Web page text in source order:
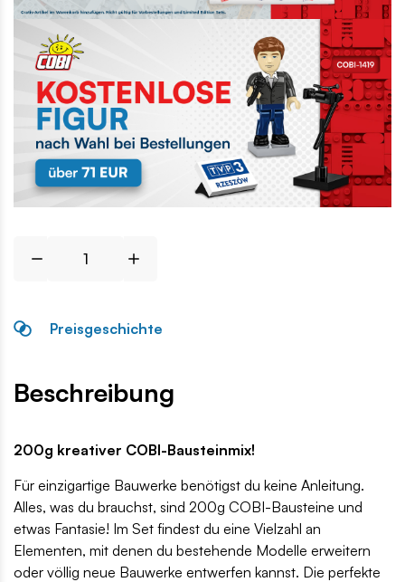
Preisgeschichte
Beschreibung
200g kreativer COBI-Bausteinmix!
Für einzigartige Bauwerke benötigst du keine Anleitung.
Alles, was du brauchst, sind 200g COBI-Bausteine ​​und
etwas Fantasie! Im Set findest du eine Vielzahl an
Elementen, mit denen du bestehende Modelle erweitern
oder völlig neue Bauwerke entwerfen kannst. Die perfekte